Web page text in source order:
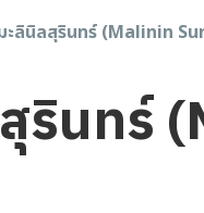
ะลินิลสุรินทร์ (Malinin
รินทร์